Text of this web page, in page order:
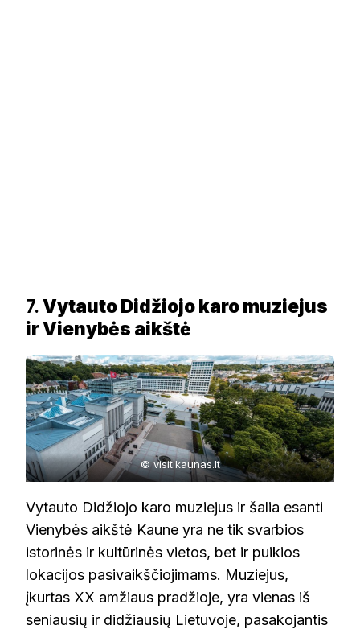
7.Vytauto Didžiojo karo muziejus
ir Vienybės aikštė
© visit.kaunas.lt
Vytauto Didžiojo karo muziejus ir šalia esanti
Vienybės aikštė Kaune yra ne tik svarbios
istorinės ir kultūrinės vietos, bet ir puikios
lokacijos pasivaikščiojimams. Muziejus,
įkurtas XX amžiaus pradžioje, yra vienas iš
seniausių ir didžiausių Lietuvoje, pasakojantis